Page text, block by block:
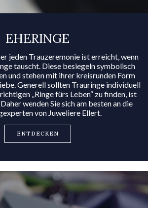
EHERINGE
jeden Trauzeremonie ist erreicht, wenn
tauscht. Diese besiegeln symbolisch
und stehen mit ihrer kreisrunden Form
Generell sollten Trauringe individuell
„Ringe fürs Leben“ zu finden, ist
wenden Sie sich am besten an die
von Juweliere Ellert.
ENTDECKEN